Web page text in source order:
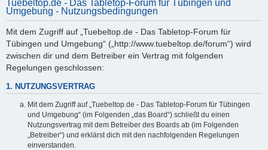
h
Tuebeltop.de - Das Tabletop-Forum für Tübingen und
Umgebung - Nutzungsbedingungen
Mit dem Zugriff auf „Tuebeltop.de - Das Tabletop-Forum für
Tübingen und Umgebung“ („http://www.tuebeltop.de/forum“) wird
zwischen dir und dem Betreiber ein Vertrag mit folgenden
Regelungen geschlossen:
1. NUTZUNGSVERTRAG
Mit dem Zugriff auf „Tuebeltop.de - Das Tabletop-Forum für Tübingen
und Umgebung“ (im Folgenden „das Board“) schließt du einen
Nutzungsvertrag mit dem Betreiber des Boards ab (im Folgenden
„Betreiber“) und erklärst dich mit den nachfolgenden Regelungen
einverstanden.